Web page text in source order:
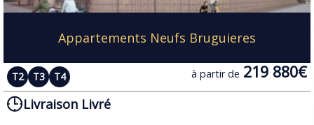
Appartements Neufs Bruguieres
T2 T3 T4 à partir de 219 880€
Livraison Livré